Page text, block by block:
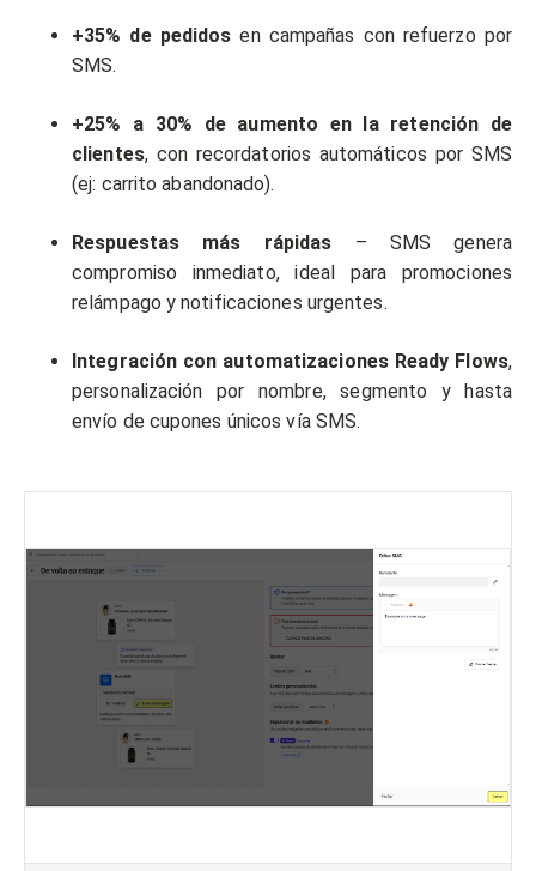
+35% de pedidos en campañas con refuerzo por
SMS.
+25% a 30% de aumento en la retención de
clientes, con recordatorios automáticos por SMS
(ej: carrito abandonado).
Respuestas más rápidas – SMS genera
compromiso inmediato, ideal para promociones
relámpago y notificaciones urgentes.
Integración con automatizaciones Ready Flows,
personalización por nombre, segmento y hasta
envío de cupones únicos vía SMS.